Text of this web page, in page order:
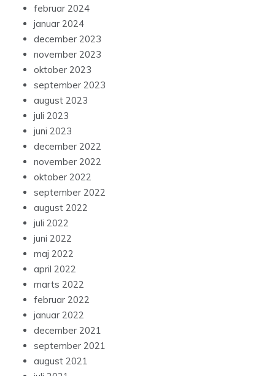
februar 2024
januar 2024
december 2023
november 2023
oktober 2023
september 2023
august 2023
juli 2023
juni 2023
december 2022
november 2022
oktober 2022
september 2022
august 2022
juli 2022
juni 2022
maj 2022
april 2022
marts 2022
februar 2022
januar 2022
december 2021
september 2021
august 2021